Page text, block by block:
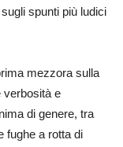
spunti più ludici
mezzora sulla
verbosità e
di genere, tra
fughe a rotta di